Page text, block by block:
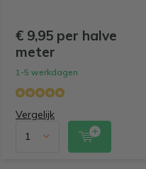
€ 9,95 per halve
meter
1-5 werkdagen
Vergelijk